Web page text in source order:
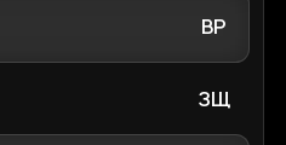
ВР
ЗЩ